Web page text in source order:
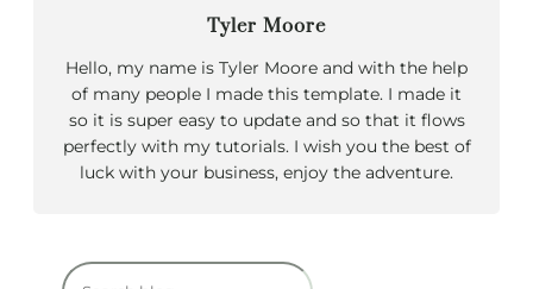
Tyler Moore
Hello, my name is Tyler Moore and with the help
of many people I made this template. I made it
so it is super easy to update and so that it flows
perfectly with my tutorials. I wish you the best of
luck with your business, enjoy the adventure.
R